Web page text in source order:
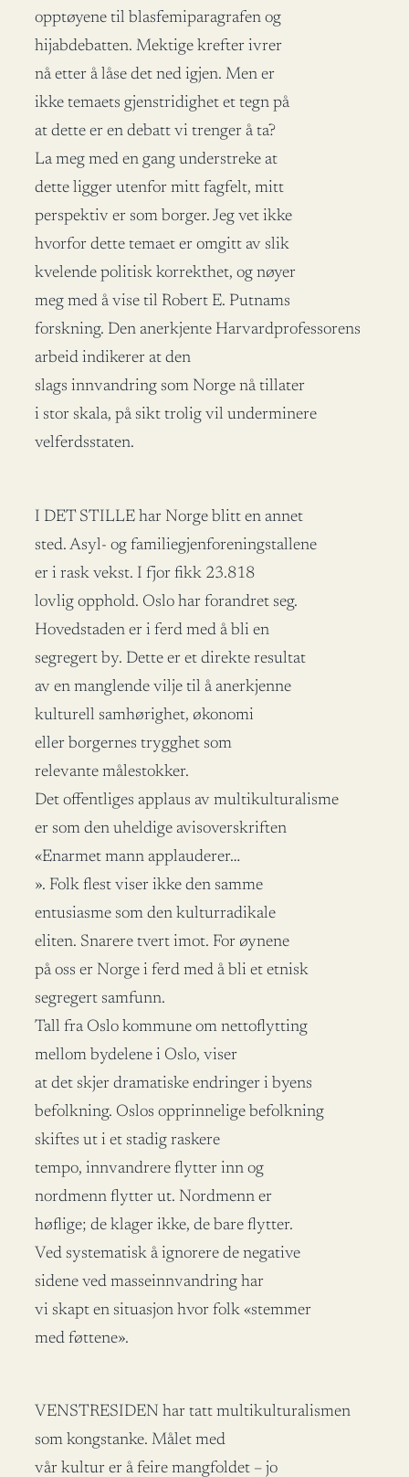
opptøyene til blasfemiparagrafen og
hijabdebatten. Mektige krefter ivrer
nå etter å låse det ned igjen. Men er
ikke temaets gjenstridighet et tegn på
at dette er en debatt vi trenger å ta?
La meg med en gang understreke at
dette ligger utenfor mitt fagfelt, mitt
perspektiv er som borger. Jeg vet ikke
hvorfor dette temaet er omgitt av slik
kvelende politisk korrekthet, og nøyer
meg med å vise til Robert E. Putnams
forskning. Den anerkjente Harvardprofessorens
arbeid indikerer at den
slags innvandring som Norge nå tillater
i stor skala, på sikt trolig vil underminere
velferdsstaten.
I DET STILLE har Norge blitt en annet
sted. Asyl- og familiegjenforeningstallene
er i rask vekst. I fjor fikk 23.818
lovlig opphold. Oslo har forandret seg.
Hovedstaden er i ferd med å bli en
segregert by. Dette er et direkte resultat
av en manglende vilje til å anerkjenne
kulturell samhørighet, økonomi
eller borgernes trygghet som
relevante målestokker.
Det offentliges applaus av multikulturalisme
er som den uheldige avisoverskriften
«Enarmet mann applauderer…
». Folk flest viser ikke den samme
entusiasme som den kulturradikale
eliten. Snarere tvert imot. For øynene
på oss er Norge i ferd med å bli et etnisk
segregert samfunn.
Tall fra Oslo kommune om nettoflytting
mellom bydelene i Oslo, viser
at det skjer dramatiske endringer i byens
befolkning. Oslos opprinnelige befolkning
skiftes ut i et stadig raskere
tempo, innvandrere flytter inn og
nordmenn flytter ut. Nordmenn er
høflige; de klager ikke, de bare flytter.
Ved systematisk å ignorere de negative
sidene ved masseinnvandring har
vi skapt en situasjon hvor folk «stemmer
med føttene».
VENSTRESIDEN har tatt multikulturalismen
som kongstanke. Målet med
vår kultur er å feire mangfoldet – jo